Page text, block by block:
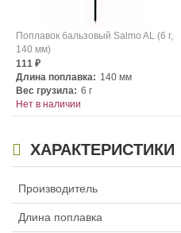
Поплавок бальзовый Salmo AL (6 г,
140 мм)
111 ₽
Длина поплавка: 140 мм
Вес грузила: 6 г
Нет в наличии
ХАРАКТЕРИСТИКИ
Производитель
Длина поплавка